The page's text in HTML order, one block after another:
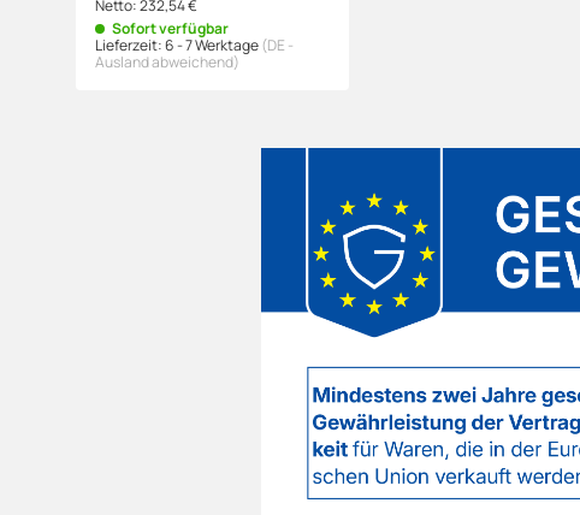
Netto:232,54 €
Sofort verfügbar
Lieferzeit:6 - 7 Werktage(DE -
Ausland abweichend)